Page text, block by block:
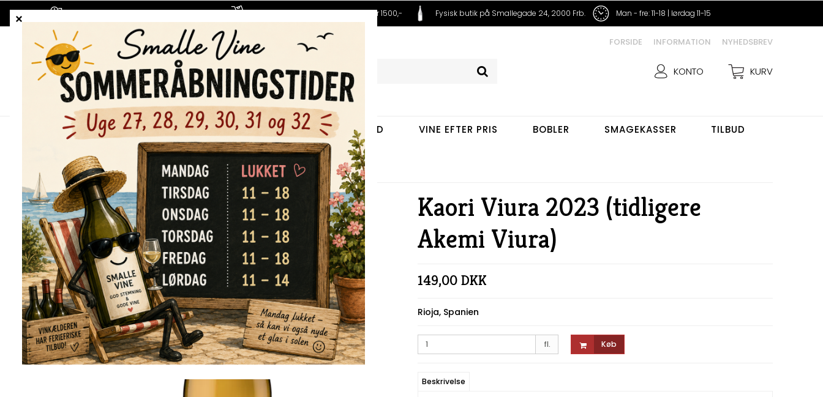
1-5 hverdages leveringstid Fragt fra 99,- Fri fragt ved køb over 1500,- Fysisk butik på Smallegade 24, 2000 Frb. Man - fre: 11-18 | lørdag 11-15
KONTO KURV
FORSIDE INFORMATION NYHEDSBREV
ALLE VINE HVIDVINE RØDVINE VINE EFTER LAND VINE EFTER PRIS BOBLER SMAGEKASSER TILBUD
Forside / Shop Alle vine Kaori Viura 2023 (tidligere Akemi Viura)
Kaori Viura 2023 (tidligere
Akemi Viura)
149,00 DKK
Rioja, Spanien
fl. Køb
Beskrivelse